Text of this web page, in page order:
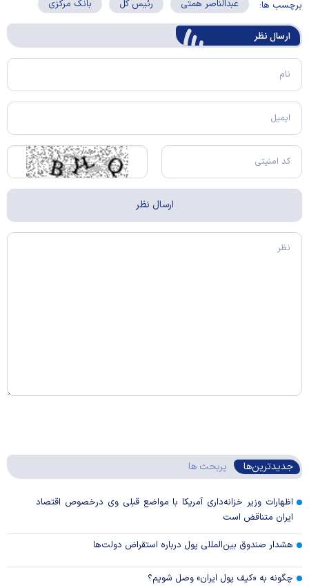
برچسب ها: عبدالناصر همتی رئیس کل بانک مرکزی
ارسال‌ نظر
جدیدترین‌ها پربحث ها
اظهارات وزیر خزانه‌داری آمریکا با مواضع قبلی وی درخصوص اقتصاد
ایران متناقض است
هشدار صندوق بین‌المللی پول درباره استقراض دولت‌ها
چگونه به «کیف پول ایران» وصل شویم؟